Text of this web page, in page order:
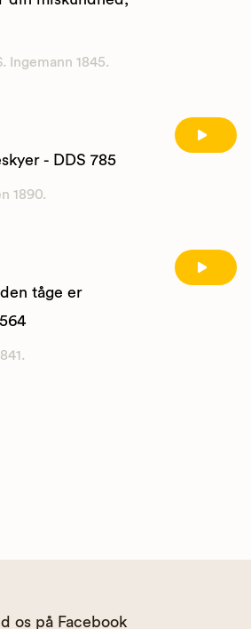
Ingemann 1845.
- DDS 785
1890.
tåge er
os på Facebook